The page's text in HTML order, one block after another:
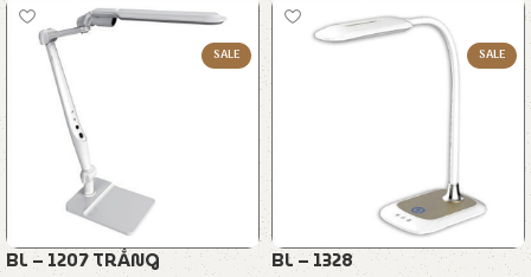
SALE
BL – 1207 TRẮNG
SALE
BL – 1328